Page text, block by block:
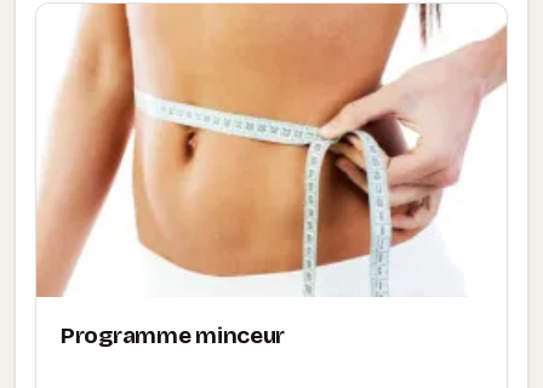
Programme minceur